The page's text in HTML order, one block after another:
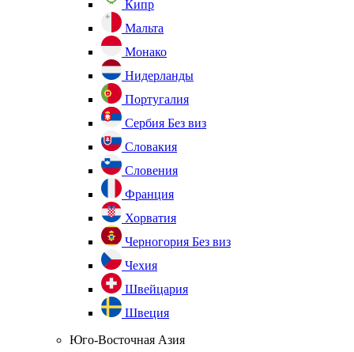
Кипр
Мальта
Монако
Нидерланды
Португалия
Сербия Без виз
Словакия
Словения
Франция
Хорватия
Черногория Без виз
Чехия
Швейцария
Швеция
Юго-Восточная Азия